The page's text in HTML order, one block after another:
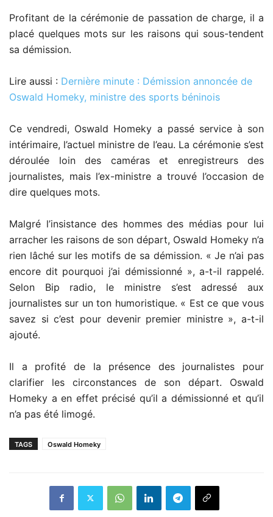
Profitant de la cérémonie de passation de charge, il a
placé quelques mots sur les raisons qui sous-tendent
sa démission.
Lire aussi : Dernière minute : Démission annoncée de
Oswald Homeky, ministre des sports béninois
Ce vendredi, Oswald Homeky a passé service à son
intérimaire, l’actuel ministre de l’eau. La cérémonie s’est
déroulée loin des caméras et enregistreurs des
journalistes, mais l’ex-ministre a trouvé l’occasion de
dire quelques mots.
Malgré l’insistance des hommes des médias pour lui
arracher les raisons de son départ, Oswald Homeky n’a
rien lâché sur les motifs de sa démission. « Je n’ai pas
encore dit pourquoi j’ai démissionné », a-t-il rappelé.
Selon Bip radio, le ministre s’est adressé aux
journalistes sur un ton humoristique. « Est ce que vous
savez si c’est pour devenir premier ministre », a-t-il
ajouté.
Il a profité de la présence des journalistes pour
clarifier les circonstances de son départ. Oswald
Homeky a en effet précisé qu’il a démissionné et qu’il
n’a pas été limogé.
TAGS Oswald Homeky